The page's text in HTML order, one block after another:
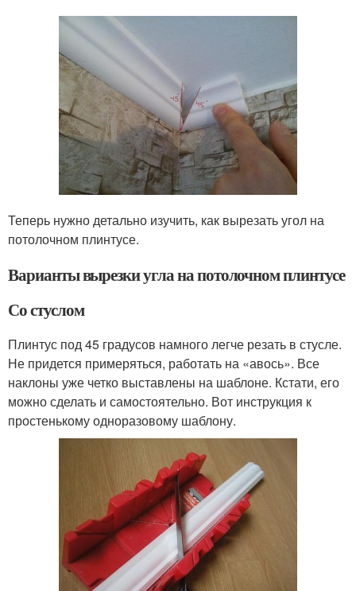
Теперь нужно детально изучить, как вырезать угол на
потолочном плинтусе.
Варианты вырезки угла на потолочном плинтусе
Со стуслом
Плинтус под 45 градусов намного легче резать в стусле.
Не придется примеряться, работать на «авось». Все
наклоны уже четко выставлены на шаблоне. Кстати, его
можно сделать и самостоятельно. Вот инструкция к
простенькому одноразовому шаблону.